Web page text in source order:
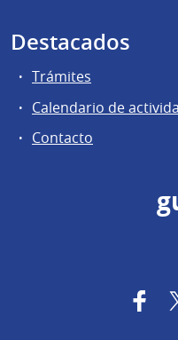
Destacados
Trámites
Calendario de
Contacto